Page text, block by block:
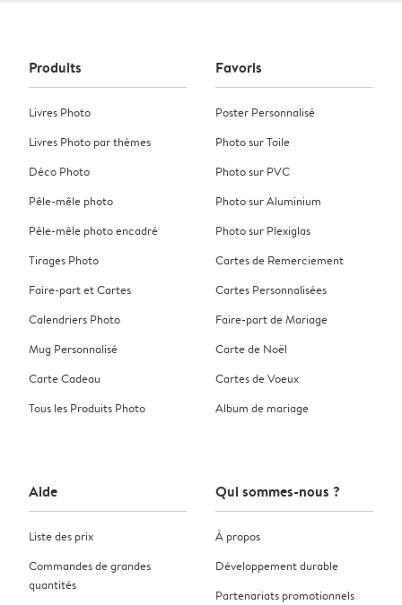
Produits
Livres Photo
Livres Photo par thèmes
Déco Photo
Pêle-mêle photo
Pêle-mêle photo encadré
Tirages Photo
Faire-part et Cartes
Calendriers Photo
Mug Personnalisé
Carte Cadeau
Tous les Produits Photo
Favoris
Poster Personnalisé
Photo sur Toile
Photo sur PVC
Photo sur Aluminium
Photo sur Plexiglas
Cartes de Remerciement
Cartes Personnalisées
Faire-part de Mariage
Carte de Noël
Cartes de Voeux
Album de mariage
Aide
Liste des prix
Commandes de grandes
quantités
Qui sommes-nous ?
À propos
Développement durable
Partenariats promotionnels